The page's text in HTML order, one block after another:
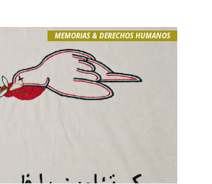
MEMORIAS & DERECHOS HUMANOS